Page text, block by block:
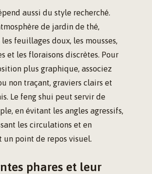
aussi du style recherché.
de jardin de thé,
feuillages doux, les mousses,
et les floraisons discrètes. Pour
plus graphique, associez
non traçant, graviers clairs et
Le feng shui peut servir de
en évitant les angles agressifs,
les circulations et en
un point de repos visuel.
phares et leur